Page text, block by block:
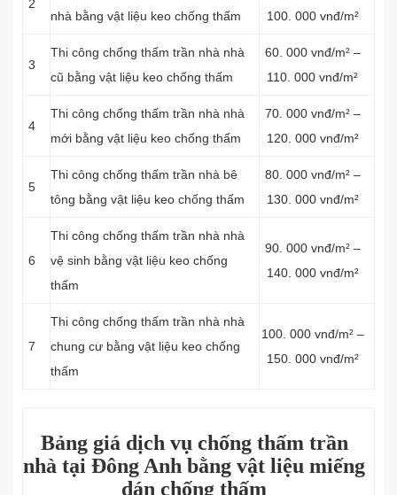
2
nhà bằng vật liệu keo chống thấm
100. 000 vnđ/m²
3
Thi công chống thấm trần nhà nhà
cũ bằng vật liệu keo chống thấm
60. 000 vnđ/m² –
110. 000 vnđ/m²
4
Thi công chống thấm trần nhà nhà
mới bằng vật liệu keo chống thấm
70. 000 vnđ/m² –
120. 000 vnđ/m²
5
Thi công chống thấm trần nhà bê
tông bằng vật liệu keo chống thấm
80. 000 vnđ/m² –
130. 000 vnđ/m²
6
Thi công chống thấm trần nhà nhà
vệ sinh bằng vật liệu keo chống
thấm
90. 000 vnđ/m² –
140. 000 vnđ/m²
7
Thi công chống thấm trần nhà nhà
chung cư bằng vật liệu keo chống
thấm
100. 000 vnđ/m² –
150. 000 vnđ/m²
Bảng giá dịch vụ chống thấm trần
nhà tại Đông Anh bằng vật liệu miếng
dán chống thấm